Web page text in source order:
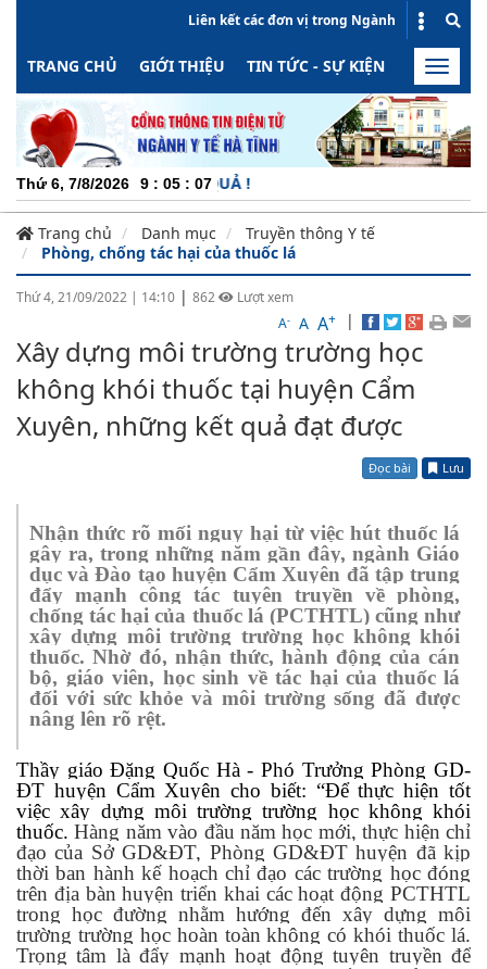
Liên kết các đơn vị trong Ngành
TRANG CHỦ GIỚI THIỆU TIN TỨC - SỰ KIỆN HOẠT
Toggle
Thứ 6, 7/8/2026 9 : 05 : 07
Trang chủ Danh mục
Truyền thông Y tế
Phòng, chống tác hại của thuốc lá
Thứ 4, 21/09/2022 | 14:10 | 862
Lượt xem
A- A A+ |
Xây dựng môi trường trường học
không khói thuốc tại huyện Cẩm
Xuyên, những kết quả đạt được
Đọc bài Lưu
Nhận thức rõ mối nguy hại từ việc hút thuốc lá
gây ra, trong những năm gần đây, ngành Giáo
dục và Đào tạo huyện Cẩm Xuyên đã tập trung
đẩy mạnh công tác tuyên truyền về phòng,
chống tác hại của thuốc lá (PCTHTL) cũng như
xây dựng môi trường trường học không khói
thuốc. Nhờ đó, nhận thức, hành động của cán
bộ, giáo viên, học sinh về tác hại của thuốc lá
đối với sức khỏe và môi trường sống đã được
nâng lên rõ rệt.
Thầy giáo Đặng Quốc Hà - Phó Trưởng Phòng GD-
ĐT huyện Cẩm Xuyên cho biết: “Để thực hiện tốt
việc xây dựng môi trường trường học không khói
thuốc.Hàng năm vào đầu năm học mới, thực hiện chỉ
đạo của Sở GD&ĐT, Phòng GD&ĐT huyện đã kịp
thời ban hành kế hoạch chỉ đạo các trường học đóng
trên địa bàn huyện triển khai các hoạt động PCTHTL
trong học đường nhằm hướng đến xây dựng môi
trường trường học hoàn toàn không có khói thuốc lá.
Trọng tâm là đẩy mạnh hoạt động tuyên truyền để